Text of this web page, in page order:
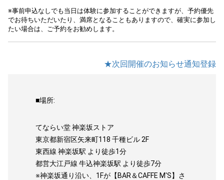
※事前申込なしでも当日は体験に参加することができますが、予約優先
でお待ちいただいたり、満席となることもありますので、確実に参加し
たい場合は、ご予約をお勧めします。
★次回開催のお知らせ通知登録
■場所:
てならい堂 神楽坂ストア
東京都新宿区矢来町118 千種ビル 2F
東西線 神楽坂駅 より徒歩1分
都営大江戸線 牛込神楽坂駅 より徒歩7分
※神楽坂通り沿い、1Fが【BAR＆CAFFE M'S】さ